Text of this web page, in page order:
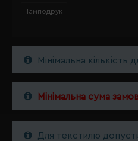
Тамподрук
Мінімальна кількість
Мінімальна сума
Для текстилю